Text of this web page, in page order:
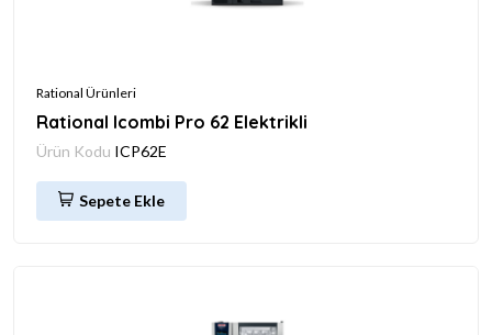
Rational Ürünleri
Rational Icombi Pro 62 Elektrikli
Ürün Kodu ICP62E
Sepete Ekle